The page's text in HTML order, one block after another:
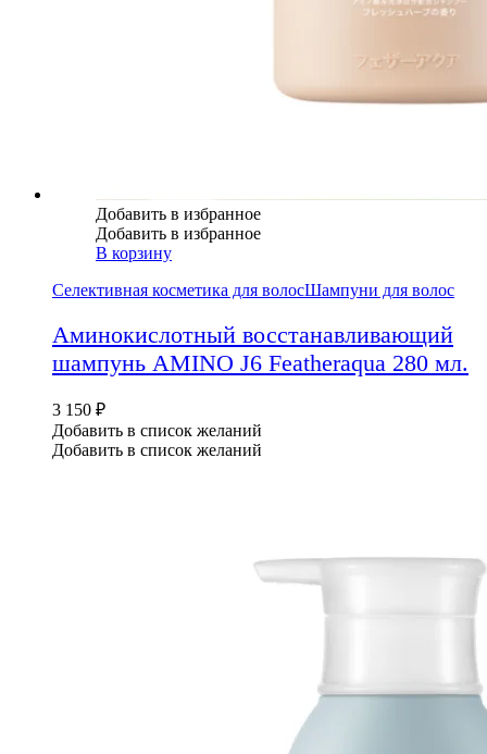
Добавить в избранное
Добавить в избранное
В корзину
Селективная косметика для волосШампуни для волос
Аминокислотный восстанавливающий
шампунь AMINO J6 Featheraqua 280 мл.
3 150 ₽
Добавить в список желаний
Добавить в список желаний